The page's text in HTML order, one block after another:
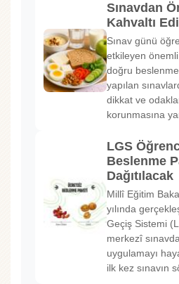
Sınavdan
Kahvaltı
Sınav günü
etkileyen
doğru
yapılan
dikkat ve
korunmasına
LGS
Beslenme
Dağıtılacak
Millî Eğitim
yılında
Geçiş Sistemi
merkezî
uygulamayı
ilk kez sınavın